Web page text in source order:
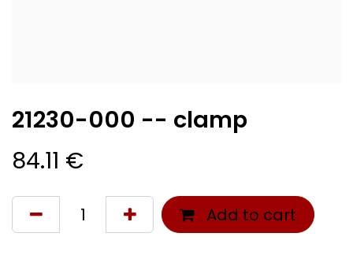
21230-000 -- clamp
84.11 €
Add to cart